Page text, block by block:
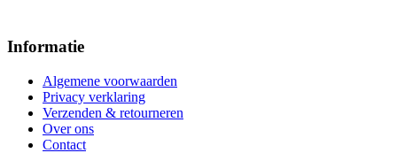
Informatie
Algemene voorwaarden
Privacy verklaring
Verzenden & retourneren
Over ons
Contact